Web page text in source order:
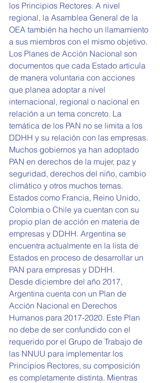
los Principios Rectores. A nivel
regional, la Asamblea General de la
OEA también ha hecho un llamamiento
a sus miembros con el mismo objetivo.
Los Planes de Acción Nacional son
documentos que cada Estado articula
de manera voluntaria con acciones
que planea adoptar a nivel
internacional, regional o nacional en
relación a un tema concreto. La
temática de los PAN no se limita a los
DDHH y su relación con las empresas.
Muchos gobiernos ya han adoptado
PAN en derechos de la mujer, paz y
seguridad, derechos del niño, cambio
climático y otros muchos temas.
Estados como Francia, Reino Unido,
Colombia o Chile ya cuentan con su
propio plan de acción en materia de
empresas y DDHH. Argentina se
encuentra actualmente en la lista de
Estados en proceso de desarrollar un
PAN para empresas y DDHH.
Desde diciembre del año 2017,
Argentina cuenta con un Plan de
Acción Nacional en Derechos
Humanos para 2017-2020. Este Plan
no debe de ser confundido con el
requerido por el Grupo de Trabajo de
las NNUU para implementar los
Principios Rectores, su composición
es completamente distinta. Mientras